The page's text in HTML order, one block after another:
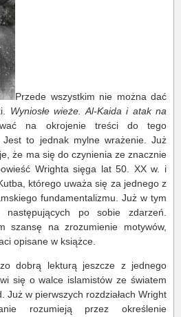
Przede wszystkim nie można dać
Wyniosłe wieże. Al-Kaida i atak na
na okrojenie treści do tego
Jest to jednak mylne wrażenie. Już
że ma się do czynienia ze znacznie
Wrighta sięga lat 50. XX w. i
którego uważa się za jednego z
fundamentalizmu. Już w tym
po sobie zdarzeń.
szansę na zrozumienie motywów,
opisane w książce.
dobrą lekturą jeszcze z jednego
się o walce islamistów ze światem
Już w pierwszych rozdziałach Wright
rozumieją przez określenie